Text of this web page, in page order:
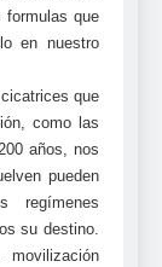
formulas que
en nuestro
que
como las
años, nos
pueden
regímenes
su destino.